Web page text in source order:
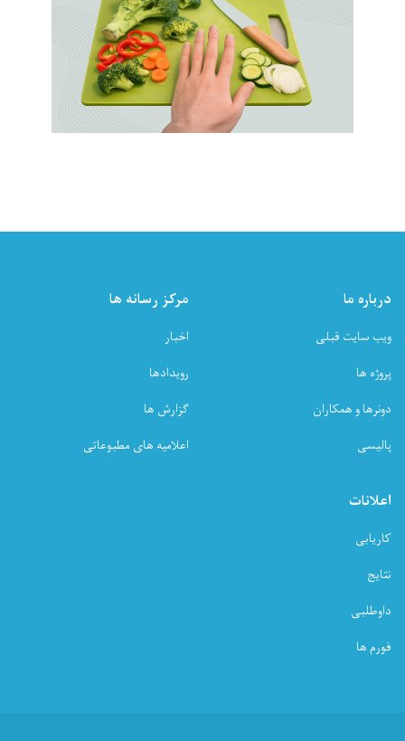
درباره ما
ویب سایت قبلی
پروژه ها
دونرها و همکاران
پالیسی
مرکز رسانه ها
اخبار
رویدادها
گزارش ها
اعلامیه های مطبوعاتی
اعلانات
کاریابی
نتایج
داوطلبی
فورم ها